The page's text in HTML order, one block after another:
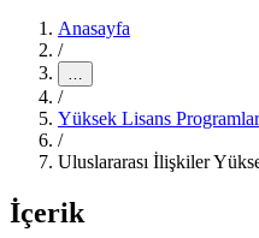
Anasayfa
/
…
/
Yüksek Lisans
/
Uluslararası İlişkiler
İçerik